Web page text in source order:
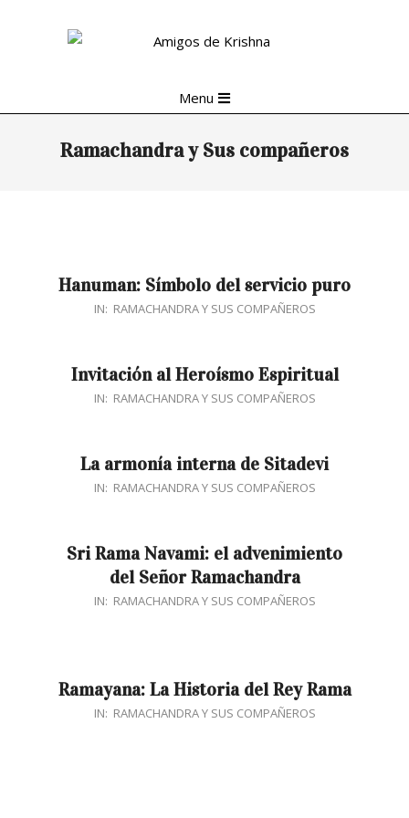
Navigation
Menu
Ramachandra y Sus compañeros
Hanuman: Símbolo del servicio puro
IN: RAMACHANDRA Y SUS COMPAÑEROS
Invitación al Heroísmo Espiritual
IN: RAMACHANDRA Y SUS COMPAÑEROS
La armonía interna de Sitadevi
IN: RAMACHANDRA Y SUS COMPAÑEROS
Sri Rama Navami: el advenimiento
del Señor Ramachandra
IN: RAMACHANDRA Y SUS COMPAÑEROS
Ramayana: La Historia del Rey Rama
IN: RAMACHANDRA Y SUS COMPAÑEROS